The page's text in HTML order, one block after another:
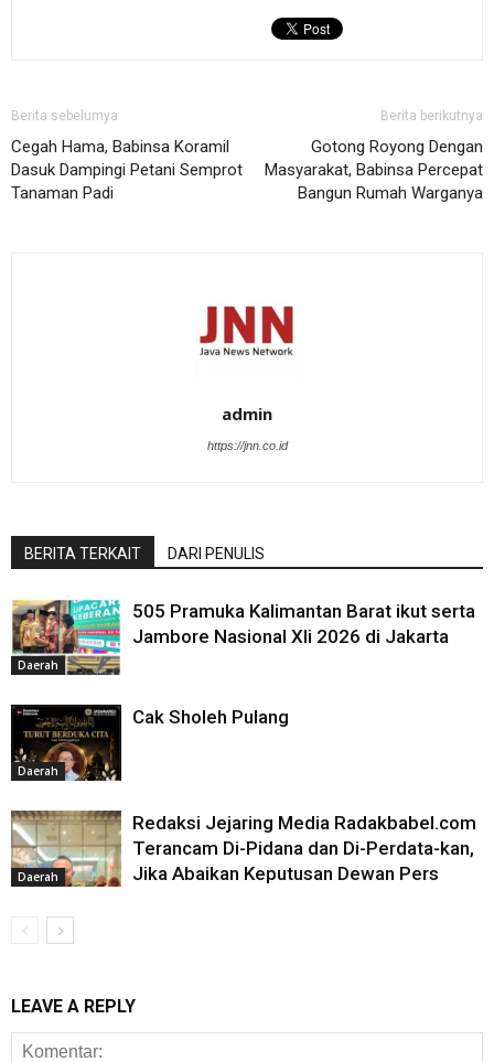
Berita sebelumya
Cegah Hama, Babinsa Koramil
Dasuk Dampingi Petani Semprot
Tanaman Padi
Berita berikutnya
Gotong Royong Dengan
Masyarakat, Babinsa Percepat
Bangun Rumah Warganya
admin
https://jnn.co.id
BERITA TERKAIT DARI PENULIS
Daerah
505 Pramuka Kalimantan Barat ikut serta
Jambore Nasional XIi 2026 di Jakarta
Daerah
Cak Sholeh Pulang
Daerah
Redaksi Jejaring Media Radakbabel.com
Terancam Di-Pidana dan Di-Perdata-kan,
Jika Abaikan Keputusan Dewan Pers
LEAVE A REPLY